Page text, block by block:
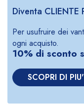
Diventa CLIENTE
Per usufruire dei
ogni acquisto.
10% di sconto
SCOPRI DI PIU'